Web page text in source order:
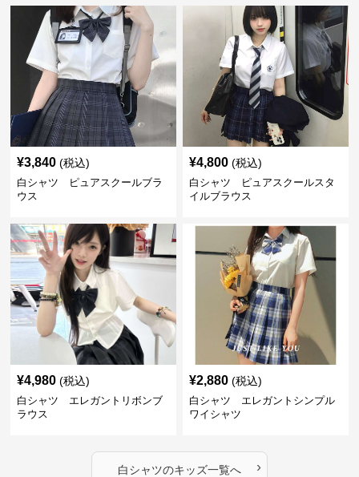
¥3,840 (税込)
白シャツ ピュアスクールブラ
ウス
¥4,800 (税込)
白シャツ ピュアスクールスタ
イルブラウス
¥4,980 (税込)
白シャツ エレガントリボンブ
ラウス
¥2,880 (税込)
白シャツ エレガントシンプル
ワイシャツ
白シャツのキッズ一覧へ ›